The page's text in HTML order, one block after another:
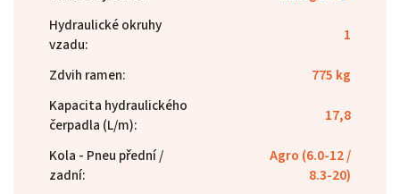
Hydraulické okruhy
vzadu: 1
Zdvih ramen:
775 kg
Kapacita hydraulického
čerpadla (L/m): 17,8
Kola - Pneu přední /
zadní:
Agro (6.0-12 /
8.3-20)